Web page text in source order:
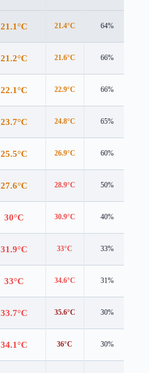
21.1°C 21.4°C 64%
21.2°C 21.6°C 66%
22.1°C 22.9°C 66%
23.7°C 24.8°C 65%
25.5°C 26.9°C 60%
27.6°C 28.9°C 50%
30°C 30.9°C 40%
31.9°C 33°C 33%
33°C 34.6°C 31%
33.7°C 35.6°C 30%
34.1°C 36°C 30%